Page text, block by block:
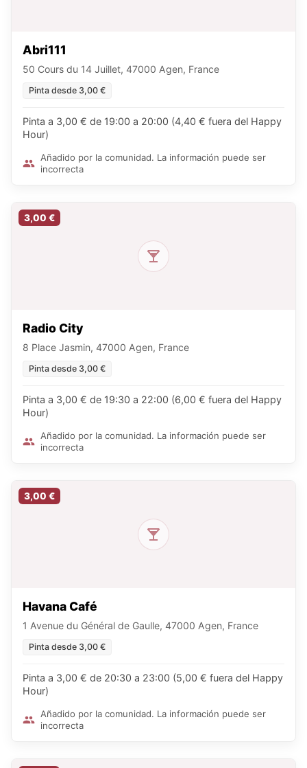
Abri111
50 Cours du 14 Juillet, 47000 Agen, France
Pinta desde 3,00 €
Pinta a 3,00 € de 19:00 a 20:00 (4,40 € fuera del Happy
Hour)
Añadido por la comunidad. La información puede ser
incorrecta
3,00 €
Radio City
8 Place Jasmin, 47000 Agen, France
Pinta desde 3,00 €
Pinta a 3,00 € de 19:30 a 22:00 (6,00 € fuera del Happy
Hour)
Añadido por la comunidad. La información puede ser
incorrecta
3,00 €
Havana Café
1 Avenue du Général de Gaulle, 47000 Agen, France
Pinta desde 3,00 €
Pinta a 3,00 € de 20:30 a 23:00 (5,00 € fuera del Happy
Hour)
Añadido por la comunidad. La información puede ser
incorrecta